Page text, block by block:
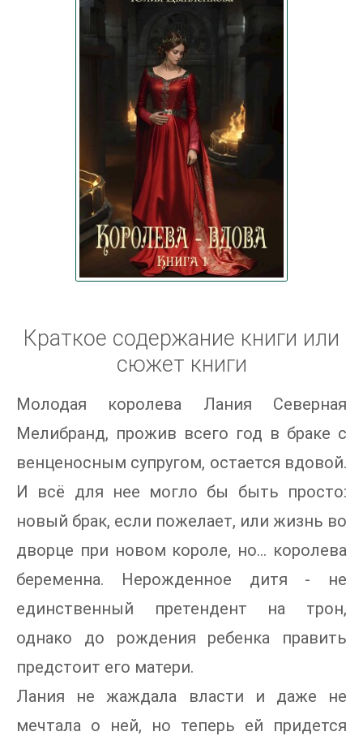
Краткое содержание книги или
сюжет книги
Молодая королева Лания Северная
Мелибранд, прожив всего год в браке с
венценосным супругом, остается вдовой.
И всё для нее могло бы быть просто:
новый брак, если пожелает, или жизнь во
дворце при новом короле, но... королева
беременна. Нерожденное дитя - не
единственный претендент на трон,
однако до рождения ребенка править
предстоит его матери.
Лания не жаждала власти и даже не
мечтала о ней, но теперь ей придется